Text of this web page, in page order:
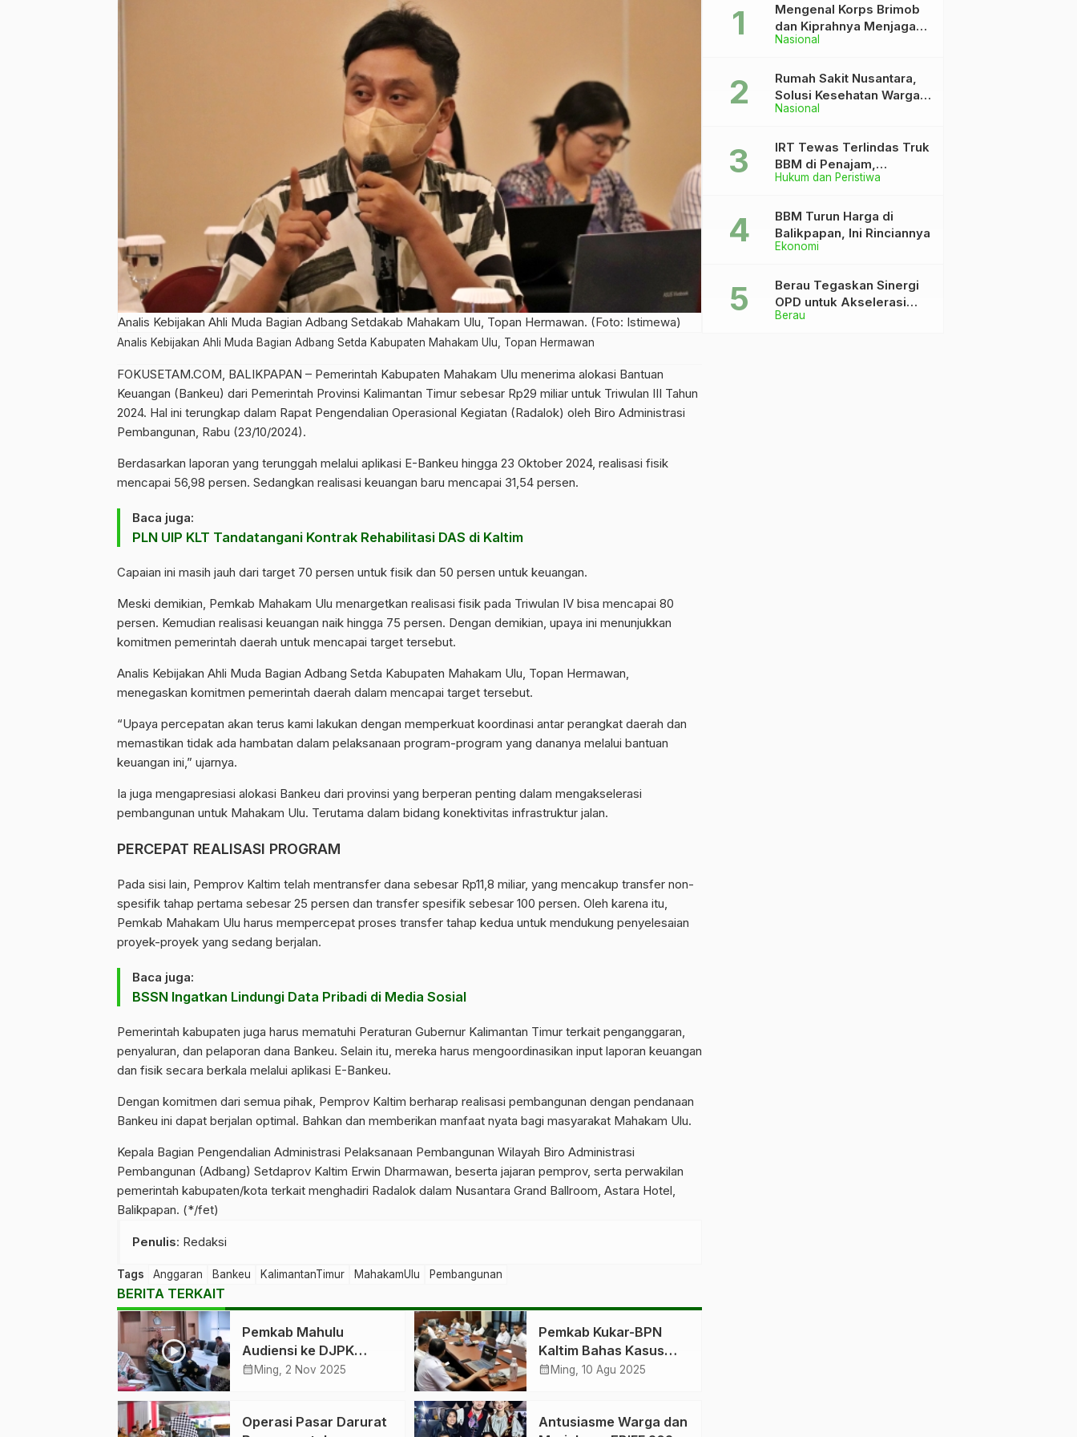
Analis Kebijakan Ahli Muda Bagian Adbang Setdakab Mahakam Ulu, Topan Hermawan. (Foto: Istimewa)
Analis Kebijakan Ahli Muda Bagian Adbang Setda Kabupaten Mahakam Ulu, Topan Hermawan
FOKUSETAM.COM, BALIKPAPAN – Pemerintah Kabupaten Mahakam Ulu menerima alokasi Bantuan
Keuangan (Bankeu) dari Pemerintah Provinsi Kalimantan Timur sebesar Rp29 miliar untuk Triwulan III Tahun
2024. Hal ini terungkap dalam Rapat Pengendalian Operasional Kegiatan (Radalok) oleh Biro Administrasi
Pembangunan, Rabu (23/10/2024).
Berdasarkan laporan yang terunggah melalui aplikasi E-Bankeu hingga 23 Oktober 2024, realisasi fisik
mencapai 56,98 persen. Sedangkan realisasi keuangan baru mencapai 31,54 persen.
Baca juga:
PLN UIP KLT Tandatangani Kontrak Rehabilitasi DAS di Kaltim
Capaian ini masih jauh dari target 70 persen untuk fisik dan 50 persen untuk keuangan.
Meski demikian, Pemkab Mahakam Ulu menargetkan realisasi fisik pada Triwulan IV bisa mencapai 80
persen. Kemudian realisasi keuangan naik hingga 75 persen. Dengan demikian, upaya ini menunjukkan
komitmen pemerintah daerah untuk mencapai target tersebut.
Analis Kebijakan Ahli Muda Bagian Adbang Setda Kabupaten Mahakam Ulu, Topan Hermawan,
menegaskan komitmen pemerintah daerah dalam mencapai target tersebut.
“Upaya percepatan akan terus kami lakukan dengan memperkuat koordinasi antar perangkat daerah dan
memastikan tidak ada hambatan dalam pelaksanaan program-program yang dananya melalui bantuan
keuangan ini,” ujarnya.
Ia juga mengapresiasi alokasi Bankeu dari provinsi yang berperan penting dalam mengakselerasi
pembangunan untuk Mahakam Ulu. Terutama dalam bidang konektivitas infrastruktur jalan.
PERCEPAT REALISASI PROGRAM
Pada sisi lain, Pemprov Kaltim telah mentransfer dana sebesar Rp11,8 miliar, yang mencakup transfer non-
spesifik tahap pertama sebesar 25 persen dan transfer spesifik sebesar 100 persen. Oleh karena itu,
Pemkab Mahakam Ulu harus mempercepat proses transfer tahap kedua untuk mendukung penyelesaian
proyek-proyek yang sedang berjalan.
Baca juga:
BSSN Ingatkan Lindungi Data Pribadi di Media Sosial
Pemerintah kabupaten juga harus mematuhi Peraturan Gubernur Kalimantan Timur terkait penganggaran,
penyaluran, dan pelaporan dana Bankeu. Selain itu, mereka harus mengoordinasikan input laporan keuangan
dan fisik secara berkala melalui aplikasi E-Bankeu.
Dengan komitmen dari semua pihak, Pemprov Kaltim berharap realisasi pembangunan dengan pendanaan
Bankeu ini dapat berjalan optimal. Bahkan dan memberikan manfaat nyata bagi masyarakat Mahakam Ulu.
Kepala Bagian Pengendalian Administrasi Pelaksanaan Pembangunan Wilayah Biro Administrasi
Pembangunan (Adbang) Setdaprov Kaltim Erwin Dharmawan, beserta jajaran pemprov, serta perwakilan
pemerintah kabupaten/kota terkait menghadiri Radalok dalam Nusantara Grand Ballroom, Astara Hotel,
Balikpapan. (*/fet)
Penulis: Redaksi
Tags Anggaran Bankeu KalimantanTimur MahakamUlu Pembangunan
BERITA TERKAIT
Pemkab Mahulu
Audiensi ke DJPK
Bahas Dana Transfer
calendar_month Ming, 2 Nov 2025
Pemkab Kukar-BPN
Kaltim Bahas Kasus
Tumpang Tindih Lahan
calendar_month Ming, 10 Agu 2025
Operasi Pasar Darurat
Antusiasme Warga dan
Nasional
Mengenal Korps Brimob
dan Kiprahnya Menjaga
Keutuhan NKRI
Nasional
Rumah Sakit Nusantara,
Solusi Kesehatan Warga
Dekat IKN
Hukum dan Peristiwa
IRT Tewas Terlindas Truk
BBM di Penajam,
Anaknya Patah Kaki
Ekonomi
BBM Turun Harga di
Balikpapan, Ini Rinciannya
Berau
Berau Tegaskan Sinergi
OPD untuk Akselerasi
Pembangunan